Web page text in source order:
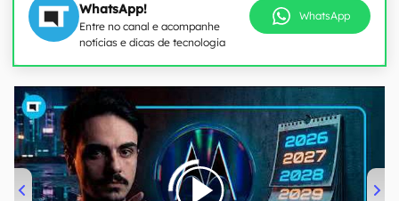
WhatsApp!
Entre no canal e acompanhe
notícias e dicas de tecnologia
WhatsApp